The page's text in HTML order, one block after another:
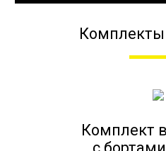
Комплекты
Комплект